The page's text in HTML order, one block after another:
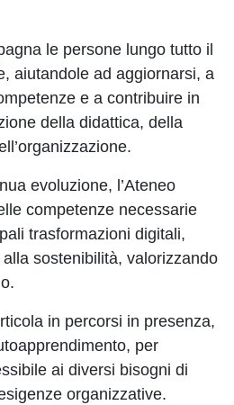
le persone lungo tutto il
aiutandole ad aggiornarsi, a
e a contribuire in
della didattica, della
evoluzione, l’Ateneo
competenze necessarie
trasformazioni digitali,
sostenibilità, valorizzando
in percorsi in presenza,
per
ai diversi bisogni di
organizzative.